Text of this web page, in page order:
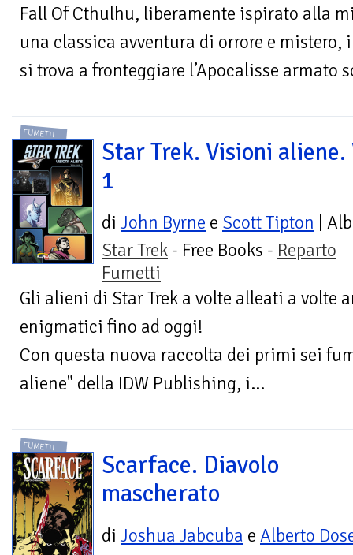
Fall Of Cthulhu, liberamente ispirato alla
una classica avventura di orrore e
si trova a fronteggiare l’Apocalisse armato
FUMETTI
Star Trek. Visioni aliene.
1
di John Byrne e Scott Tipton |
Star Trek - Free Books - Reparto
Fumetti
Gli alieni di Star Trek a volte alleati a volte
enigmatici fino ad oggi!
Con questa nuova raccolta dei primi sei
aliene" della IDW Publishing, i...
FUMETTI
Scarface. Diavolo
mascherato
di Joshua Jabcuba e Alberto